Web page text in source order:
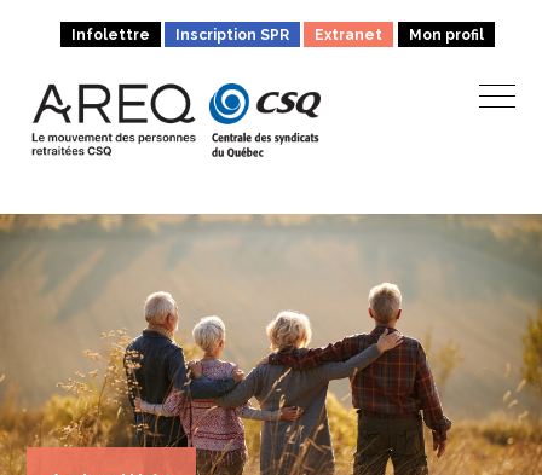
Infolettre Inscription SPR Extranet Mon profil